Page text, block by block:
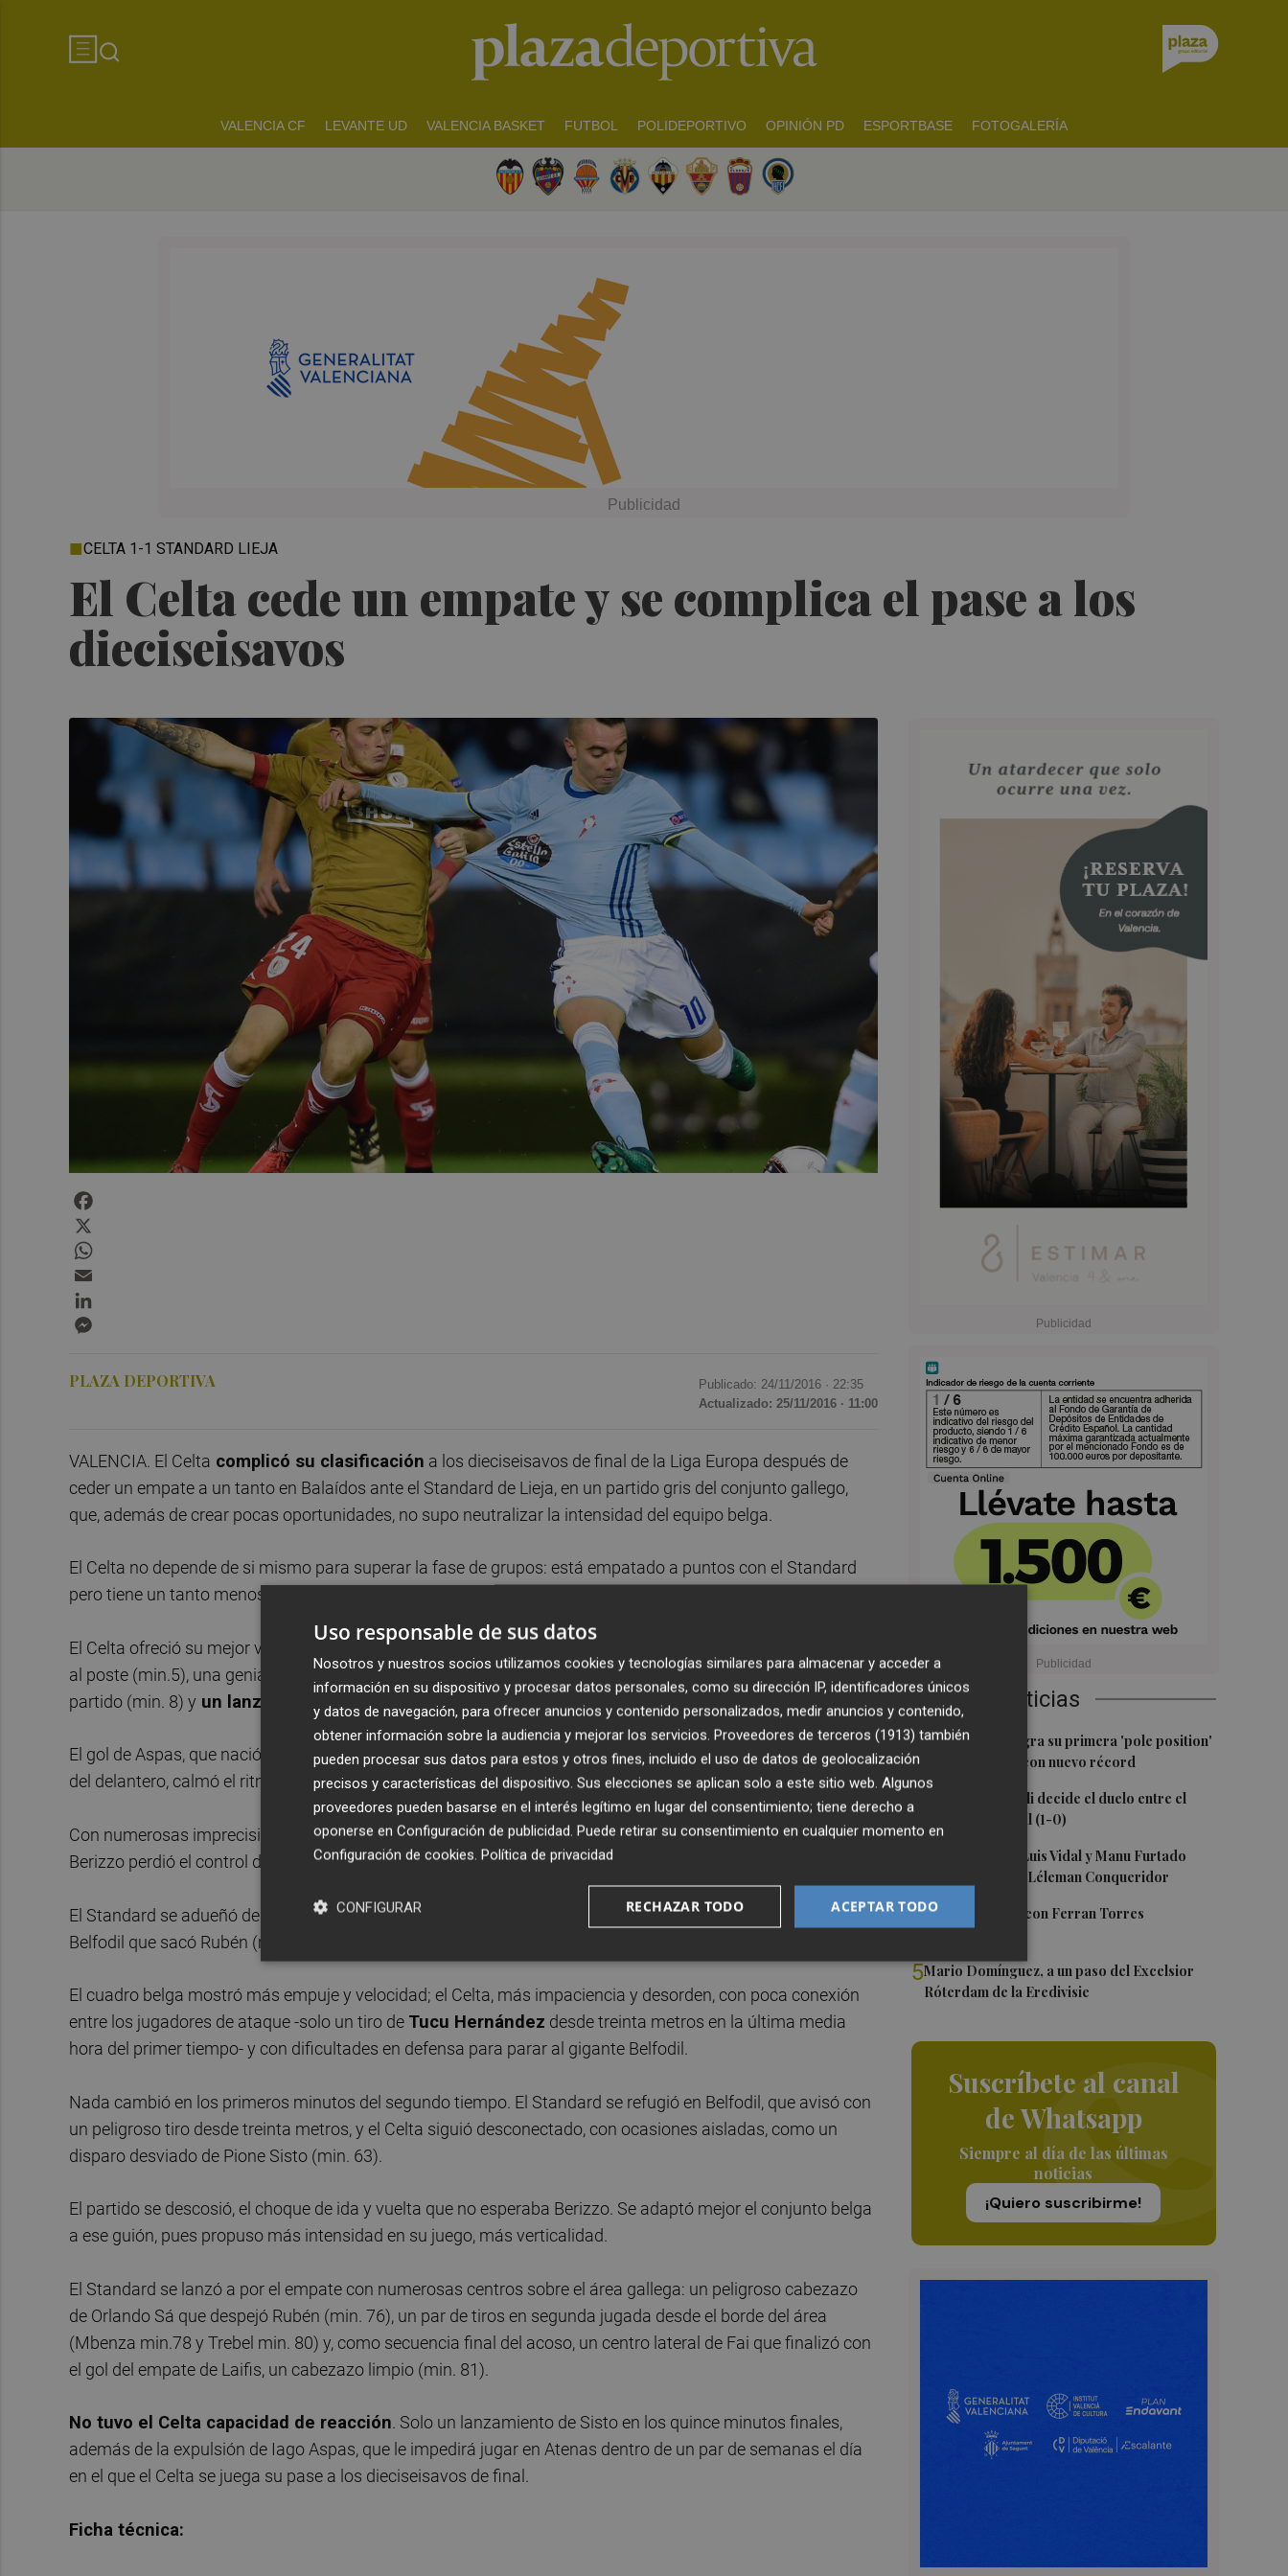
VALENCIA CF LEVANTE UD VALENCIA BASKET FUTBOL POLIDEPORTIVO OPINIÓN PD ESPORTBASE FOTOGALERÍA
El Celta cede un empate y se complica el pase a los
dieciseisavos
CELTA 1-1 STANDARD LIEJA
Últimas Noticias
1Jorge Martín logra su primera 'pole position'
en Silverstone, con nuevo récord
2
Un gol de Bardeli decide el duelo entre el
Levante y su filial (1-0)
Nacho Huerta, Luis Vidal y Manu Furtado
renuevan con el Léleman Conqueridor
4Foios se vuelca con Ferran Torres
5Mario Domínguez, a un paso del Excelsior
Róterdam de la Eredivisie
Suscríbete al canal
de Whatsapp
Siempre al día de las últimas
noticias
¡Quiero suscribirme!
PLAZA DEPORTIVA Publicado: 24/11/2016 · 22:35
Actualizado: 25/11/2016 · 11:00
VALENCIA. El Celta complicó su clasificación a los dieciseisavos de final de la Liga Europa después de
ceder un empate a un tanto en Balaídos ante el Standard de Lieja, en un partido gris del conjunto gallego,
que, además de crear pocas oportunidades, no supo neutralizar la intensidad del equipo belga.
El Celta no depende de si mismo para superar la fase de grupos: está empatado a puntos con el Standard
pero tiene un tanto menos que el club belga en la diferencia de goles.
El Celta ofreció su mejor versión en los primeros quince minutos, en los que acumuló un remate de Guidetti
al poste (min.5), una genialidad de Iago Aspas ante los defensas Fiore y Scholz para marcar el primer gol del
partido (min. 8) y un lanzamiento de Pione Sisto desde fuera del área (min.15).
El gol de Aspas, que nació en un rápido saque de banda de Hugo Mallo acompañado por un par de regates
del delantero, calmó el ritmo del Celta, únicamente superior en el comienzo del encuentro.
Con numerosas imprecisiones en el pase, poco juego combinativo y nula presión al rival, el conjunto de
Berizzo perdió el control del choque.
El Standard se adueñó del centro del campo. No creó muchas ocasiones pero rozó el empate con un tiro de
Belfodil que sacó Rubén (min. 20) y un cabezazo al poste de Orlando Sá tras un saque de falta (min. 37).
El cuadro belga mostró más empuje y velocidad; el Celta, más impaciencia y desorden, con poca conexión
entre los jugadores de ataque -solo un tiro de Tucu Hernández desde treinta metros en la última media
hora del primer tiempo- y con dificultades en defensa para parar al gigante Belfodil.
Nada cambió en los primeros minutos del segundo tiempo. El Standard se refugió en Belfodil, que avisó con
un peligroso tiro desde treinta metros, y el Celta siguió desconectado, con ocasiones aisladas, como un
disparo desviado de Pione Sisto (min. 63).
El partido se descosió, el choque de ida y vuelta que no esperaba Berizzo. Se adaptó mejor el conjunto belga
a ese guión, pues propuso más intensidad en su juego, más verticalidad.
El Standard se lanzó a por el empate con numerosas centros sobre el área gallega: un peligroso cabezazo
de Orlando Sá que despejó Rubén (min. 76), un par de tiros en segunda jugada desde el borde del área
(Mbenza min.78 y Trebel min. 80) y, como secuencia final del acoso, un centro lateral de Fai que finalizó con
el gol del empate de Laifis, un cabezazo limpio (min. 81).
No tuvo el Celta capacidad de reacción. Solo un lanzamiento de Sisto en los quince minutos finales,
además de la expulsión de Iago Aspas, que le impedirá jugar en Atenas dentro de un par de semanas el día
en el que el Celta se juega su pase a los dieciseisavos de final.
Ficha técnica:
Uso responsable de sus datos
Nosotros y nuestros socios utilizamos cookies y tecnologías similares para almacenar y acceder a
información en su dispositivo y procesar datos personales, como su dirección IP, identificadores únicos
y datos de navegación, para ofrecer anuncios y contenido personalizados, medir anuncios y contenido,
obtener información sobre la audiencia y mejorar los servicios. Proveedores de terceros (1913) también
pueden procesar sus datos para estos y otros fines, incluido el uso de datos de geolocalización
precisos y características del dispositivo. Sus elecciones se aplican solo a este sitio web. Algunos
proveedores pueden basarse en el interés legítimo en lugar del consentimiento; tiene derecho a
oponerse en Configuración de publicidad. Puede retirar su consentimiento en cualquier momento en
Configuración de cookies. Política de privacidad
ACEPTAR TODO
RECHAZAR TODO
CONFIGURAR